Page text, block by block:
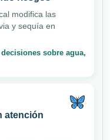
modifica las
y sequía en
sobre agua,
atención